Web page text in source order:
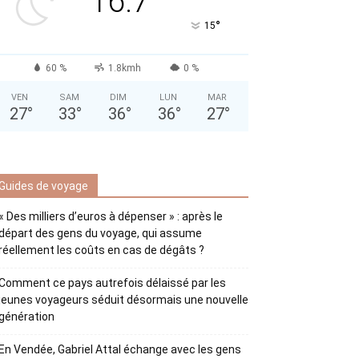
15°
60 % 1.8kmh 0 %
VEN
27°
SAM
33°
DIM
36°
LUN
36°
MAR
27°
de voyage
Des milliers d’euros à dépenser » : après le
des gens du voyage, qui assume
les coûts en cas de dégâts ?
ce pays autrefois délaissé par les
voyageurs séduit désormais une nouvelle
Vendée, Gabriel Attal échange avec les gens